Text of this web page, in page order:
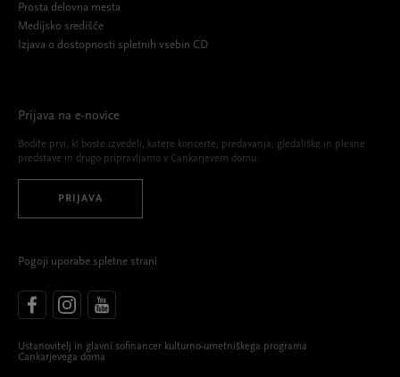
Prosta delovna mesta
Medijsko središče
Izjava o dostopnosti spletnih vsebin CD
Prijava na e-novice
Bodite prvi, ki boste izvedeli, katere koncerte, predavanja, gledališke in plesne
predstave in drugo pripravljamo v Cankarjevem domu.
PRIJAVA
Pogoji uporabe spletne strani
Ustanovitelj in glavni sofinancer kulturno-umetniškega programa
Cankarjevega doma